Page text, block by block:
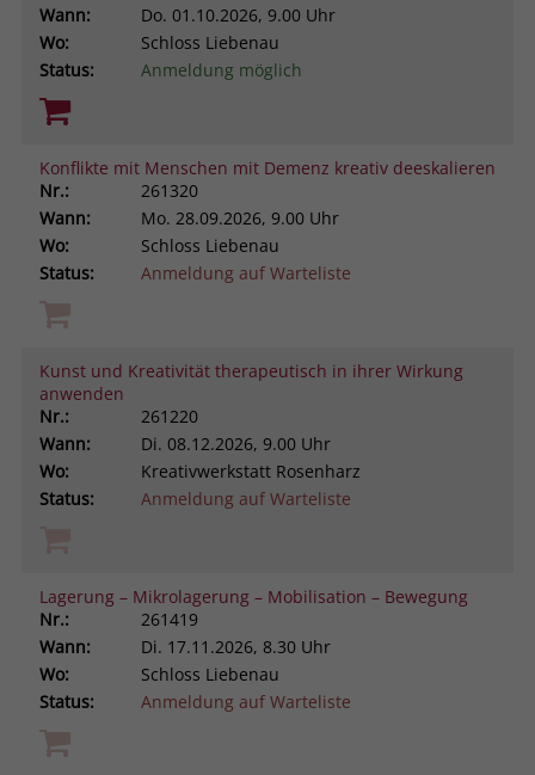
Wann:
Do. 01.10.2026, 9.00 Uhr
Wo:
Schloss Liebenau
Status:
Anmeldung möglich
Konflikte mit Menschen mit Demenz kreativ deeskalieren
Nr.:
261320
Wann:
Mo. 28.09.2026, 9.00 Uhr
Wo:
Schloss Liebenau
Status:
Anmeldung auf Warteliste
Kunst und Kreativität therapeutisch in ihrer Wirkung
anwenden
Nr.:
261220
Wann:
Di. 08.12.2026, 9.00 Uhr
Wo:
Kreativwerkstatt Rosenharz
Status:
Anmeldung auf Warteliste
Lagerung – Mikrolagerung – Mobilisation – Bewegung
Nr.:
261419
Wann:
Di. 17.11.2026, 8.30 Uhr
Wo:
Schloss Liebenau
Status:
Anmeldung auf Warteliste